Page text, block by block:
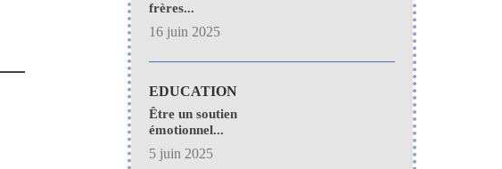
frères...
16 juin 2025
EDUCATION
Être un soutien
émotionnel...
5 juin 2025